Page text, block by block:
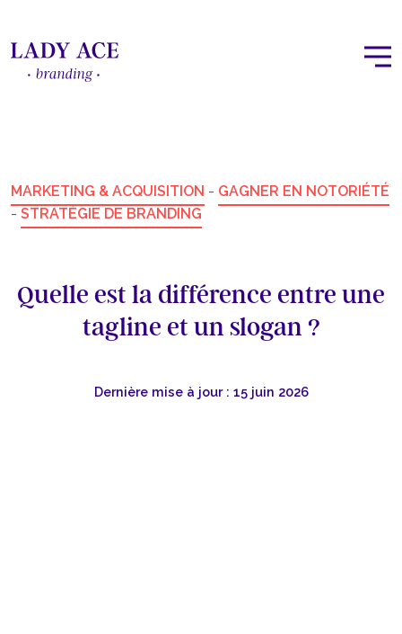
MARKETING & ACQUISITION - GAGNER EN NOTORIÉTÉ
- STRATÉGIE DE BRANDING
Quelle est la différence entre une
tagline et un slogan ?
Dernière mise à jour : 15 juin 2026